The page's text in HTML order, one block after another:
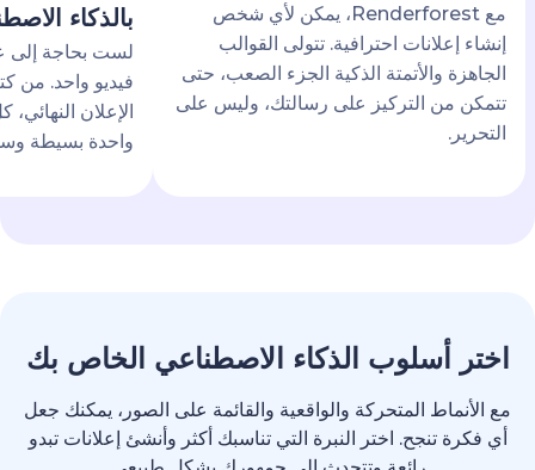
مع Renderforest، يمكن لأي شخص
إنشاء إعلانات احترافية. تتولى القوالب
الجاهزة والأتمتة الذكية الجزء الصعب، حتى
تتمكن من التركيز على رسالتك، وليس على
التحرير.
بالذكاء
لست بحاجة إلى
فيديو واحد. من
الإعلان
واحدة بسيطة
اختر أسلوب الذكاء الاصطناعي الخاص بك
مع الأنماط المتحركة والواقعية والقائمة على الصور، يمكنك جعل
أي فكرة تنجح. اختر النبرة التي تناسبك أكثر وأنشئ إعلانات تبدو